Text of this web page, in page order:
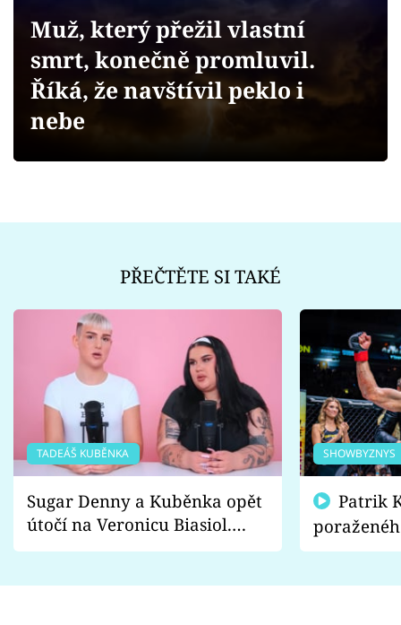
Sledujte prima+
Muž, který přežil vlastní
smrt, konečně promluvil.
Říká, že navštívil peklo i
nebe
PŘEČTĚTE SI TAKÉ
TADEÁŠ KUBĚNKA
Sugar Denny a Kuběnka opět
útočí na Veronicu Biasiol.
Proč je podle nich falešná a
SHOWBYZNYS
fanoušci